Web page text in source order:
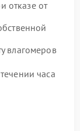
отказе от
влагомеров
часа